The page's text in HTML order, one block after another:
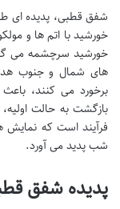
شفق قطبی، پدیده ای
خورشید با اتم ها و
خورشید سرچشمه می
های شمال و جنوب
برخورد می کنند،
بازگشت به حالت
فرآیند است که
شب پدید می آورد.
پدیده شفق